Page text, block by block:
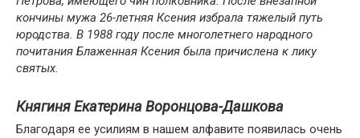
кончины мужа 26-летняя Ксения избрала тяжелый путь
юродства. В 1988 году после многолетнего народного
почитания Блаженная Ксения была причислена к лику
святых.
Княгиня Екатерина Воронцова-Дашкова
Благодаря ее усилиям в нашем алфавите появилась очень